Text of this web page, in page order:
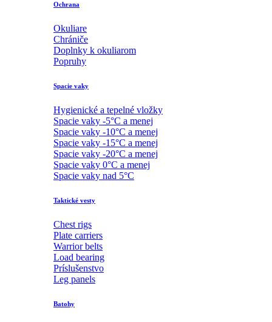
Ochrana
Okuliare
Chrániče
Doplnky k okuliarom
Popruhy
Spacie vaky
Hygienické a tepelné vložky
Spacie vaky -5°C a menej
Spacie vaky -10°C a menej
Spacie vaky -15°C a menej
Spacie vaky -20°C a menej
Spacie vaky 0°C a menej
Spacie vaky nad 5°C
Taktické vesty
Chest rigs
Plate carriers
Warrior belts
Load bearing
Príslušenstvo
Leg panels
Batohy